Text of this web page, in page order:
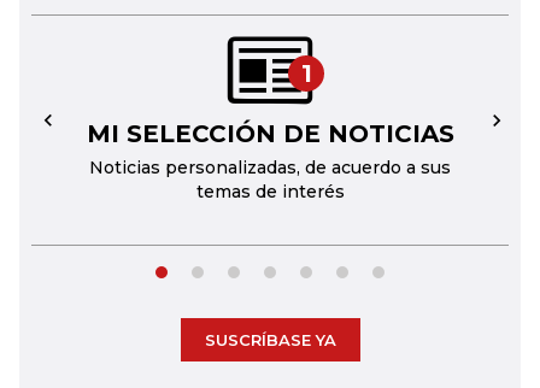
1
MI SELECCIÓN DE NOTICIAS
Noticias personalizadas, de acuerdo a sus
temas de interés
← →
SUSCRÍBASE YA